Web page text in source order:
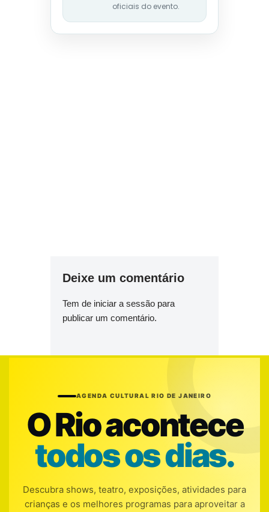
oficiais do evento.
Deixe um comentário
Tem de iniciar a sessão para
publicar um comentário.
AGENDA CULTURAL RIO DE JANEIRO
O Rio acontece
todos os dias.
Descubra shows, teatro, exposições, atividades para
crianças e os melhores programas para aproveitar a